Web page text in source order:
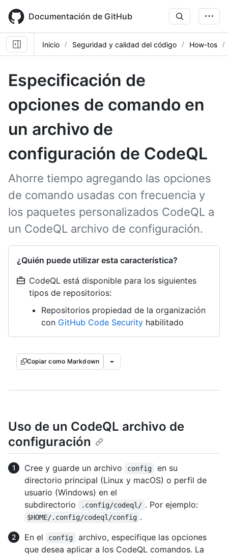
main
content
Documentación de GitHub
Inicio Seguridad y calidad del código How-tos
Especificación de
opciones de comando en
un archivo de
configuración de CodeQL
Ahorre tiempo agregando las opciones
de comando usadas con frecuencia y
los paquetes personalizados CodeQL a
un CodeQL archivo de configuración.
¿Quién puede utilizar esta característica?
CodeQL está disponible para los siguientes
tipos de repositorios:
Repositorios propiedad de la organización
con GitHub Code Security habilitado
Copiar como Markdown
Uso de un CodeQL archivo de
configuración
Cree y guarde un archivo config
en su
directorio principal (Linux y macOS) o perfil de
usuario (Windows) en el
subdirectorio
.config/codeql/ . Por ejemplo:
$HOME/.config/codeql/config .
En el
config
archivo, especifique las opciones
que desea aplicar a los CodeQL comandos. La